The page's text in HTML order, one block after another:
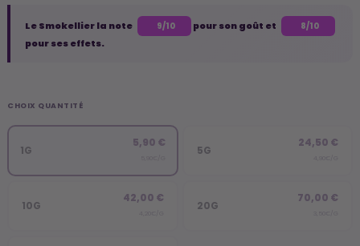
Le Smokellier la note 9/10 pour son goût et 8/10
pour ses effets.
CHOIX QUANTITÉ
1G
5,90 €
5G
24,50 €
10G
42,00 €
20G
70,00 €